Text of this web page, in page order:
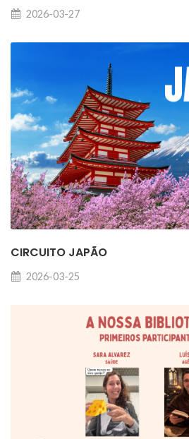
2026-03-27
CIRCUITO JAPÃO
2026-03-25